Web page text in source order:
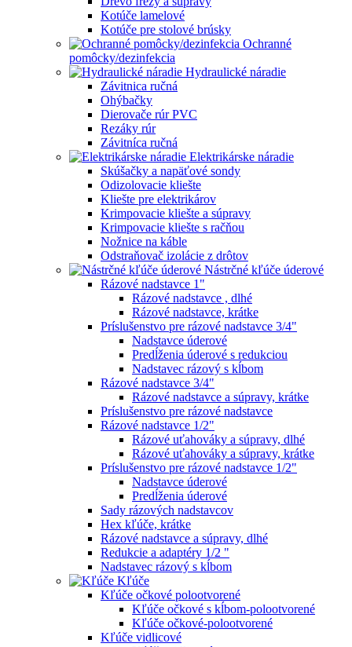
Kotúče lamelové
Kotúče pre stolové brúsky
Ochranné
pomôcky/dezinfekcia
Hydraulické náradie
Závitnica ručná
Ohýbačky
Dierovače rúr PVC
Rezáky rúr
Závitníca ručná
Elektrikárske náradie
Skúšačky a napäťové sondy
Odizolovacie kliešte
Kliešte pre elektrikárov
Krimpovacie kliešte a súpravy
Krimpovacie kliešte s račňou
Nožnice na káble
Odstraňovač izolácie z drôtov
Nástrčné kľúče úderové
Rázové nadstavce 1"
Rázové nadstavce , dlhé
Rázové nadstavce, krátke
Príslušenstvo pre rázové nadstavce 3/4"
Nadstavce úderové
Predĺženia úderové s redukciou
Nadstavec rázový s kĺbom
Rázové nadstavce 3/4"
Rázové nadstavce a súpravy, krátke
Príslušenstvo pre rázové nadstavce
Rázové nadstavce 1/2"
Rázové uťahováky a súpravy, dlhé
Rázové uťahováky a súpravy, krátke
Príslušenstvo pre rázové nadstavce 1/2"
Nadstavce úderové
Predĺženia úderové
Sady rázových nadstavcov
Hex kľúče, krátke
Rázové nadstavce a súpravy, dlhé
Redukcie a adaptéry 1/2 "
Nadstavec rázový s kĺbom
Kľúče
Kľúče očkové polootvorené
Kľúče očkové s kĺbom-polootvorené
Kľúče očkové-polootvorené
Kľúče vidlicové